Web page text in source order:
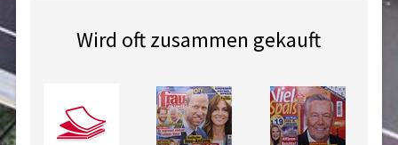
Wird oft zusammen gekauft